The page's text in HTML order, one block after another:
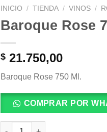
INICIO / TIENDA / VINOS /
Baroque Rose
$ 21.750,00
Baroque Rose 750 Ml.
COMPRAR POR
Baroque Rose 750 Ml. cantidad